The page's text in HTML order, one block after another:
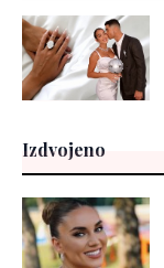
Izdvojeno